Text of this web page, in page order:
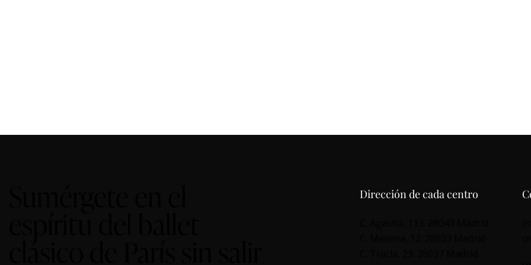
Dirección de cada centro